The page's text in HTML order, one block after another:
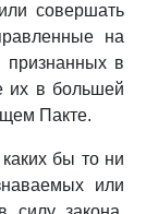
совершать
на
признанных в
их в большей
Пакте.
бы то ни
или